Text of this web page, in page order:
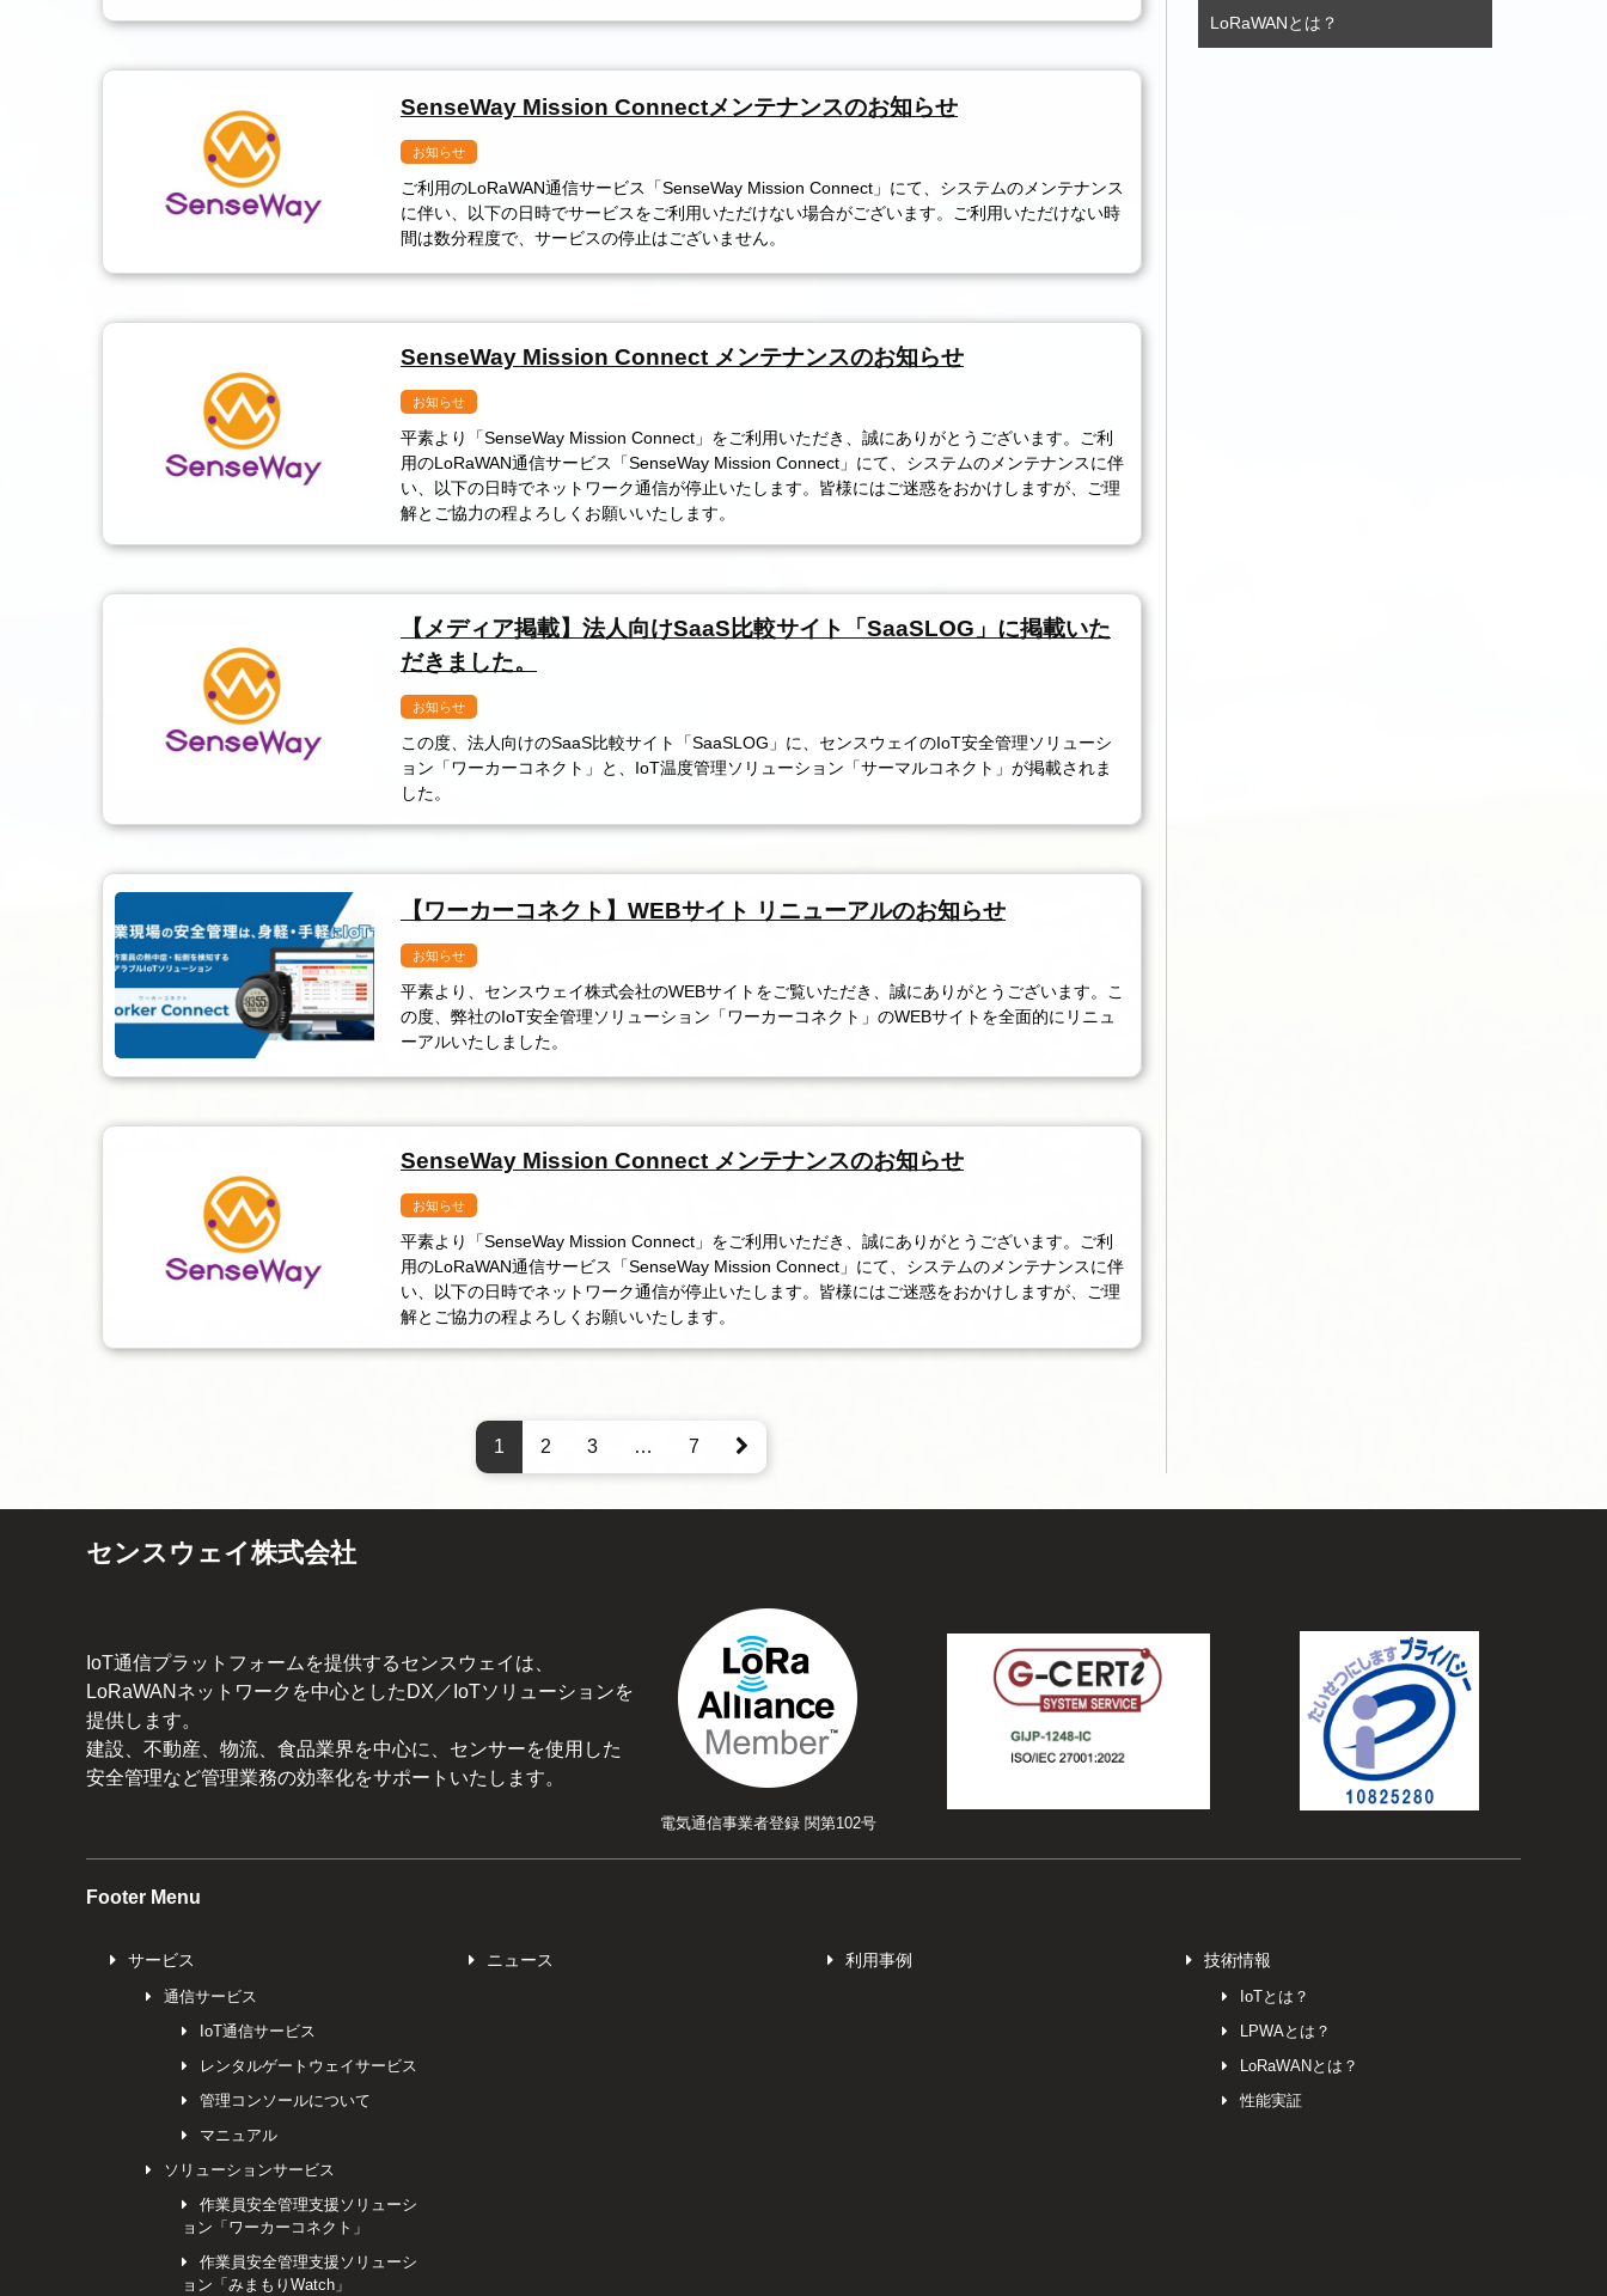
SenseWay Mission Connectメンテナンスのお知らせ
お知らせ
ご利用のLoRaWAN通信サービス「SenseWay Mission Connect」にて、システムのメンテナンス
に伴い、以下の日時でサービスをご利用いただけない場合がございます。ご利用いただけない時
間は数分程度で、サービスの停止はございません。
SenseWay Mission Connect メンテナンスのお知らせ
お知らせ
平素より「SenseWay Mission Connect」をご利用いただき、誠にありがとうございます。ご利
用のLoRaWAN通信サービス「SenseWay Mission Connect」にて、システムのメンテナンスに伴
い、以下の日時でネットワーク通信が停止いたします。皆様にはご迷惑をおかけしますが、ご理
解とご協力の程よろしくお願いいたします。
【メディア掲載】法人向けSaaS比較サイト「SaaSLOG」に掲載いた
だきました。
お知らせ
この度、法人向けのSaaS比較サイト「SaaSLOG」に、センスウェイのIoT安全管理ソリューシ
ョン「ワーカーコネクト」と、IoT温度管理ソリューション「サーマルコネクト」が掲載されま
した。
【ワーカーコネクト】WEBサイト リニューアルのお知らせ
お知らせ
平素より、センスウェイ株式会社のWEBサイトをご覧いただき、誠にありがとうございます。こ
の度、弊社のIoT安全管理ソリューション「ワーカーコネクト」のWEBサイトを全面的にリニュ
ーアルいたしました。
SenseWay Mission Connect メンテナンスのお知らせ
お知らせ
平素より「SenseWay Mission Connect」をご利用いただき、誠にありがとうございます。ご利
用のLoRaWAN通信サービス「SenseWay Mission Connect」にて、システムのメンテナンスに伴
い、以下の日時でネットワーク通信が停止いたします。皆様にはご迷惑をおかけしますが、ご理
解とご協力の程よろしくお願いいたします。
1 2 3 … 7
LoRaWANとは？
センスウェイ株式会社
IoT通信プラットフォームを提供するセンスウェイは、
LoRaWANネットワークを中心としたDX／IoTソリューションを
提供します。
建設、不動産、物流、食品業界を中心に、センサーを使用した
安全管理など管理業務の効率化をサポートいたします。
電気通信事業者登録 関第102号
Footer Menu
サービス
通信サービス
IoT通信サービス
レンタルゲートウェイサービス
管理コンソールについて
マニュアル
ソリューションサービス
作業員安全管理支援ソリューシ
ョン「ワーカーコネクト」
作業員安全管理支援ソリューシ
ョン「みまもりWatch」
ニュース 利用事例 技術情報
IoTとは？
LPWAとは？
LoRaWANとは？
性能実証